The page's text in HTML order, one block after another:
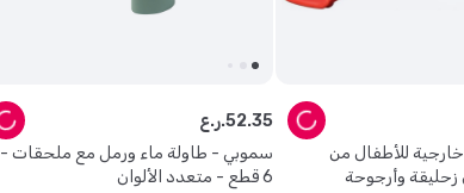
للأطفال من
وأرجوحة
سموبي - طاولة ماء ورمل مع ملحقات -
6 قطع - متعدد الألوان
ر.ع.52.35